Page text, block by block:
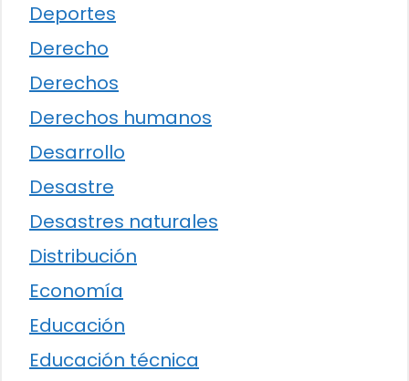
Deportes
Derecho
Derechos
Derechos humanos
Desarrollo
Desastre
Desastres naturales
Distribución
Economía
Educación
Educación técnica